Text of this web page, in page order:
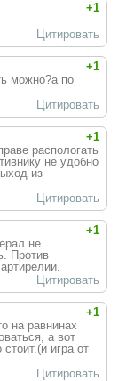
+1
Цитировать
+1
можно?а по
Цитировать
+1
распологать
не удобно
из
Цитировать
+1
не
Против
Цитировать
+1
на равнинах
а вот
игра от
Цитировать